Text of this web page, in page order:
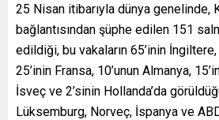
25 Nisan itibarıyla dünya genelinde,
bağlantısından şüphe edilen 151
edildiği, bu vakaların 65’inin İngiltere,
25’inin Fransa, 10’unun Almanya,
İsveç ve 2’sinin Hollanda’da
Lüksemburg, Norveç, İspanya ve